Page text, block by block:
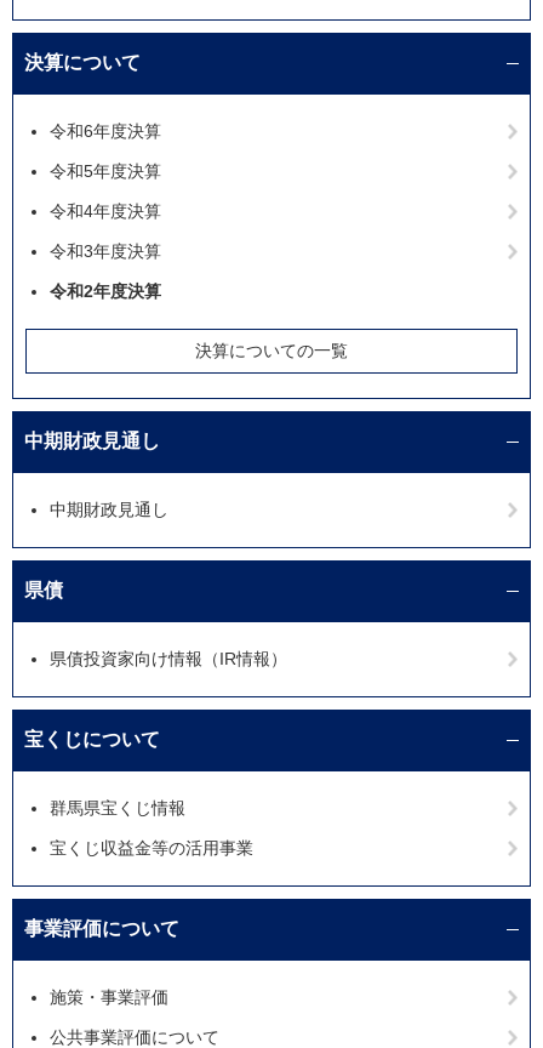
決算について
令和6年度決算
令和5年度決算
令和4年度決算
令和3年度決算
令和2年度決算
決算についての一覧
中期財政見通し
中期財政見通し
県債
県債投資家向け情報（IR情報）
宝くじについて
群馬県宝くじ情報
宝くじ収益金等の活用事業
事業評価について
施策・事業評価
公共事業評価について